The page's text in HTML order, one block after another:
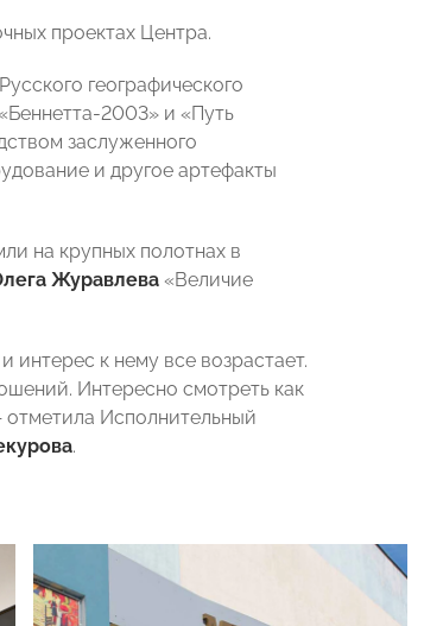
проектах Центра.
географического
2003» и «Путь
заслуженного
и другое артефакты
на крупных полотнах в
Журавлева «Величие
к нему все возрастает.
Интересно смотреть как
Исполнительный
.